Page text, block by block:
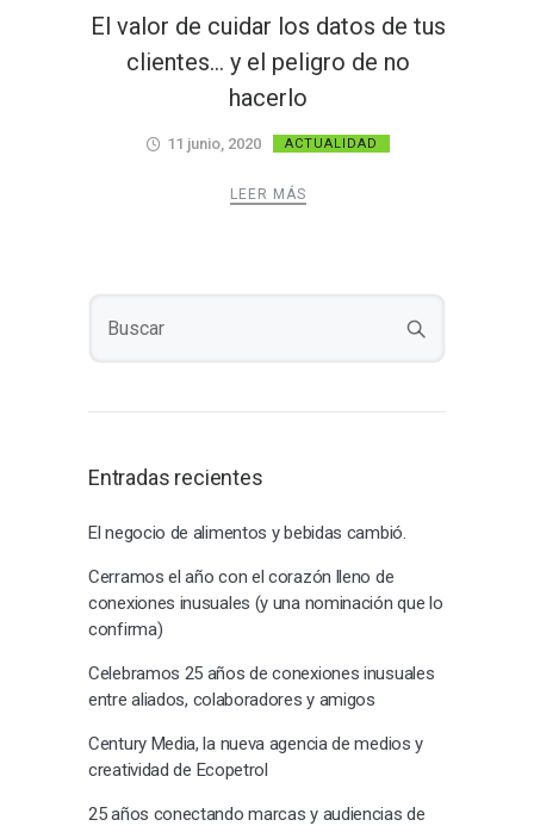
El valor de cuidar los datos de tus
clientes… y el peligro de no
hacerlo
11 junio, 2020 ACTUALIDAD
LEER MÁS
Entradas recientes
El negocio de alimentos y bebidas cambió.
Cerramos el año con el corazón lleno de
conexiones inusuales (y una nominación que lo
confirma)
Celebramos 25 años de conexiones inusuales
entre aliados, colaboradores y amigos
Century Media, la nueva agencia de medios y
creatividad de Ecopetrol
25 años conectando marcas y audiencias de